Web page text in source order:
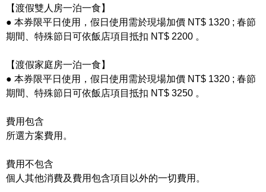
【渡假雙人房一泊一食】
● 本券限平日使用，假日使用需於現場加價 NT$ 1320 ; 春節
期間、特殊節日可依飯店項目抵扣 NT$ 2200 。
【渡假家庭房一泊一食】
● 本券限平日使用，假日使用需於現場加價 NT$ 1320 ; 春節
期間、特殊節日可依飯店項目抵扣 NT$ 3250 。
費用包含
所選方案費用。
費用不包含
個人其他消費及費用包含項目以外的一切費用。